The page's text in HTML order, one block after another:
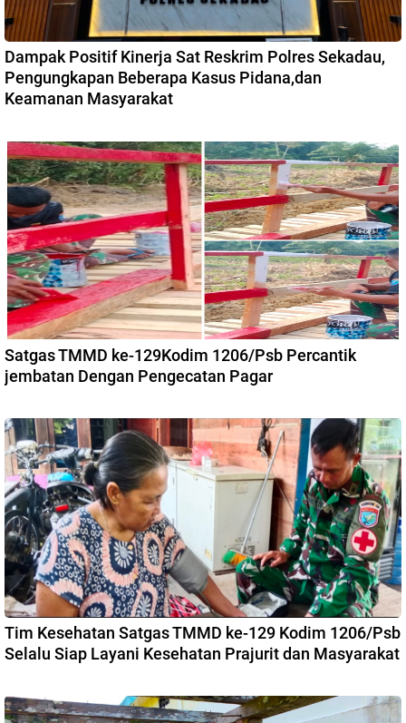
Dampak Positif Kinerja Sat Reskrim Polres Sekadau,
Pengungkapan Beberapa Kasus Pidana,dan
Keamanan Masyarakat
Satgas TMMD ke-129Kodim 1206/Psb Percantik
jembatan Dengan Pengecatan Pagar
Tim Kesehatan Satgas TMMD ke-129 Kodim 1206/Psb
Selalu Siap Layani Kesehatan Prajurit dan Masyarakat